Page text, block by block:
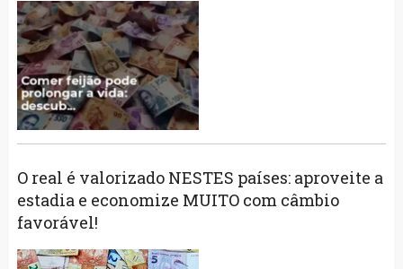
O real é valorizado NESTES países: aproveite a
estadia e economize MUITO com câmbio
favorável!